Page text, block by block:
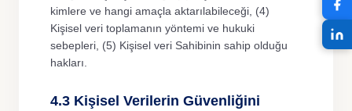
kimlere ve hangi amaçla aktarılabileceği, (4)
Kişisel veri toplamanın yöntemi ve hukuki
sebepleri, (5) Kişisel veri Sahibinin sahip olduğu
hakları.
4.3 Kişisel Verilerin Güvenliğini